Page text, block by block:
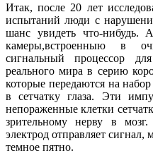
Итак, после 20 лет
испытаний люди с
шанс увидеть что-нибудь.
камеры,встроенныю в
сигнальный процессор
реального мира в серию
которые передаются на
в сетчатку глаза. Эти
непораженные клетки
зрительному нерву в
электрод отправляет сигнал,
темное пятно.